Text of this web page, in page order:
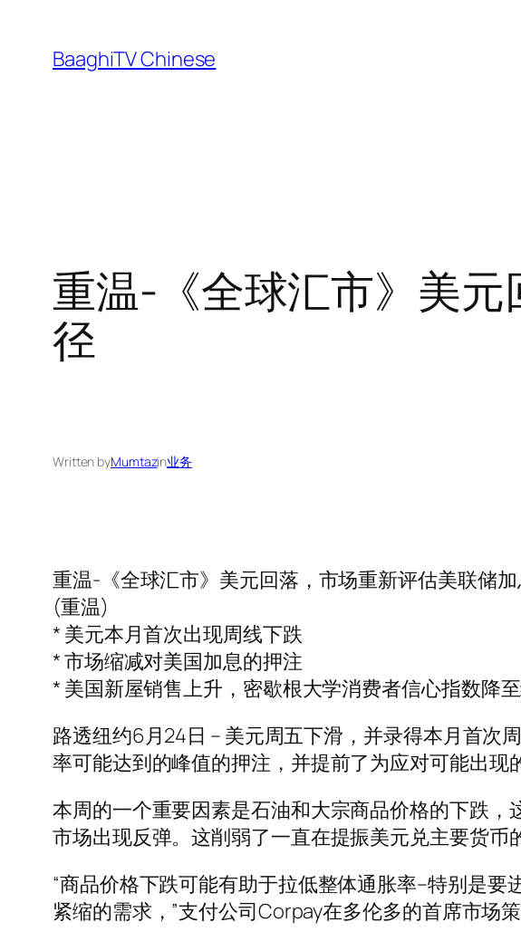
content
BaaghiTV Chinese
重温-《全球汇市》美
径
Written byMumtazin业务
重温-《全球汇市》美元回落，市场重新评估美联储
(重温)
* 美元本月首次出现周线下跌
* 市场缩减对美国加息的押注
* 美国新屋销售上升，密歇根大学消费者信心指数降
路透纽约6月24日 – 美元周五下滑，并录得本月首次
率可能达到的峰值的押注，并提前了为应对可能出现
本周的一个重要因素是石油和大宗商品价格的下跌，
市场出现反弹。这削弱了一直在提振美元兑主要货币
“商品价格下跌可能有助于拉低整体通胀率–特别是要
紧缩的需求，”支付公司Corpay在多伦多的首席市场